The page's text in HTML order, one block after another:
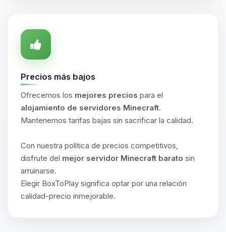
Precios más bajos
Ofrecemos los mejores precios para el
alojamiento de servidores Minecraft.
Mantenemos tarifas bajas sin sacrificar la calidad.
Con nuestra política de precios competitivos,
disfrute del mejor servidor Minecraft barato sin
arruinarse.
Elegir BoxToPlay significa optar por una relación
calidad-precio inmejorable.